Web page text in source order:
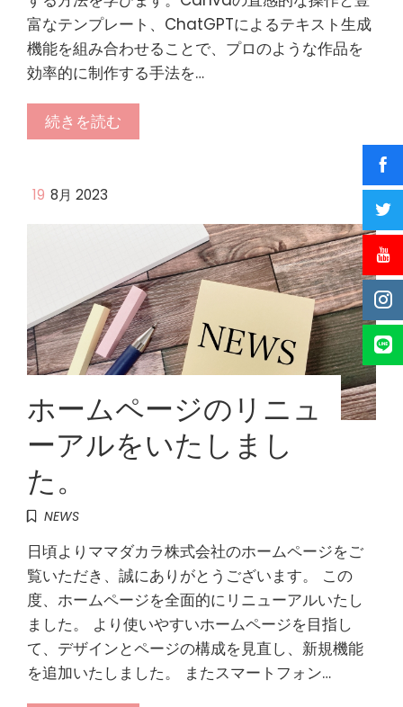
富なテンプレート、ChatGPTによるテキスト生成
機能を組み合わせることで、プロのような作品を
効率的に制作する手法を…
続きを読む
19 8月 2023
ホームページのリニュ
ーアルをいたしまし
た。
NEWS
日頃よりママダカラ株式会社のホームページをご
覧いただき、誠にありがとうございます。 この
度、ホームページを全面的にリニューアルいたし
ました。 より使いやすいホームページを目指し
て、デザインとページの構成を見直し、新規機能
を追加いたしました。 またスマートフォン…